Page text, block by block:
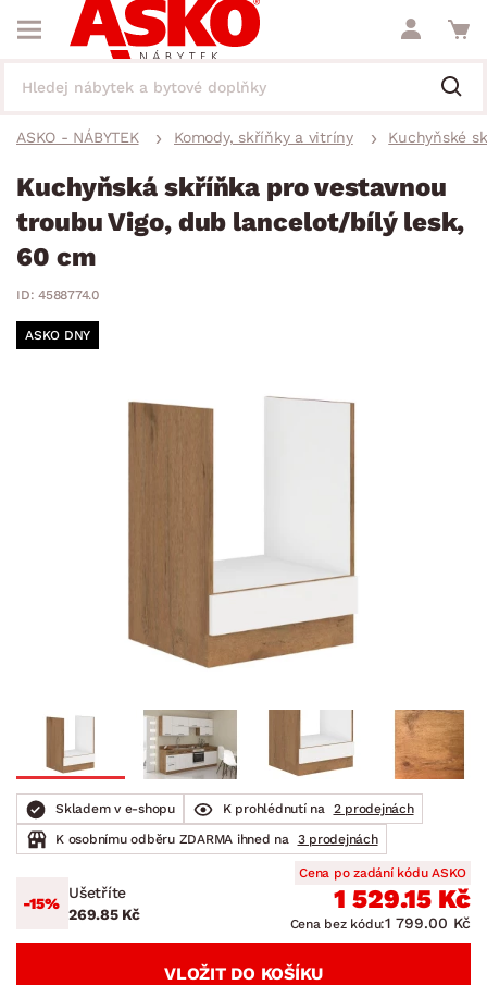
ASKO - NÁBYTEK Komody, skříňky a vitríny Kuchyňské
Kuchyňská skříňka pro vestavnou
troubu Vigo, dub lancelot/bílý lesk,
60 cm
ID: 4588774.0
ASKO DNY
Skladem v e-shopu K prohlédnutí na
2 prodejnách
K osobnímu odběru ZDARMA ihned na
3 prodejnách
-15%
Ušetříte
269.85 Kč
Cena po zadání kódu ASKO
1 529.15 Kč
Cena bez kódu:1 799.00 Kč
VLOŽIT DO KOŠÍKU